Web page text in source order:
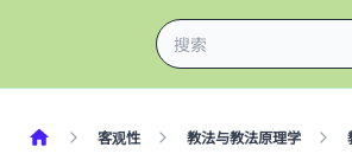
客观性 教法与教法原理学